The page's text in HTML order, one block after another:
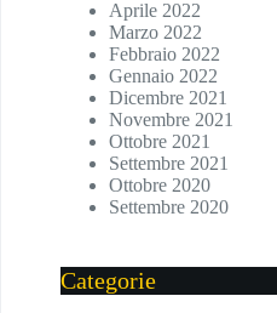
Aprile 2022
Marzo 2022
Febbraio 2022
Gennaio 2022
Dicembre 2021
Novembre 2021
Ottobre 2021
Settembre 2021
Ottobre 2020
Settembre 2020
Categorie